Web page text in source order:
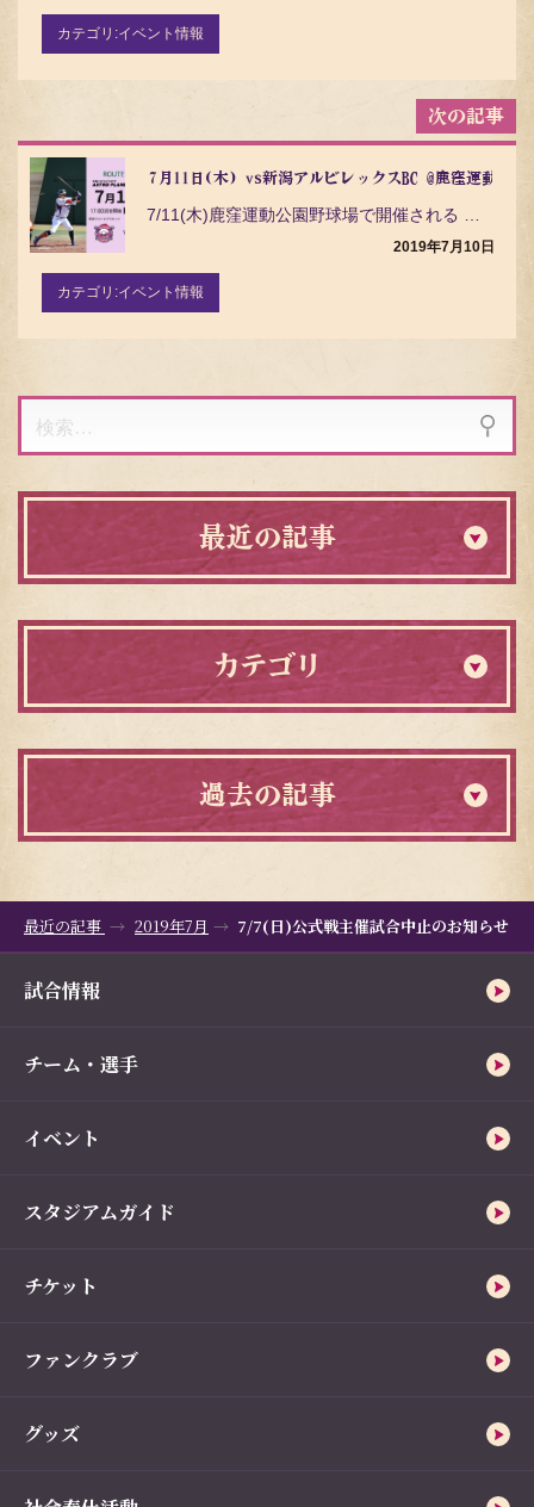
カテゴリ:イベント情報
7月11日(木) vs新潟アルビレックスBC @鹿窪運動公園
7/11(木)鹿窪運動公園野球場で開催される 茨城アストロプラネッツ VS 新潟アルビ…
2019年7月10日
カテゴリ:イベント情報
索:
最近の記事
カテゴリ
過去の記事
最近の記事 2019年7月 7/7(日)公式戦主催試合中止のお知らせ
試合情報
チーム・選手
イベント
スタジアムガイド
チケット
ファンクラブ
グッズ